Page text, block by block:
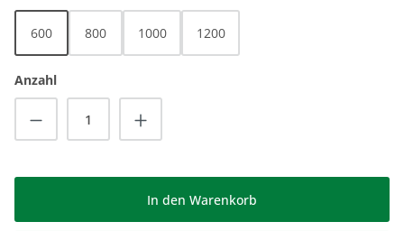
600 800 1000 1200
Anzahl
Produkt Anzahl: Gib den gewünschten
In den Warenkorb